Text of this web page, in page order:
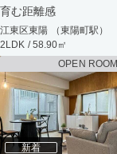
育む距離感
江東区東陽 （東陽町駅）
2LDK / 58.90㎡
OPEN ROOM
新着